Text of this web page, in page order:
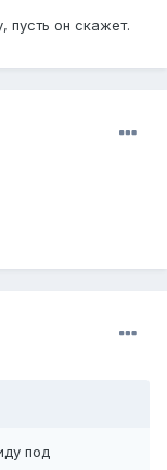
пусть он скажет.
под